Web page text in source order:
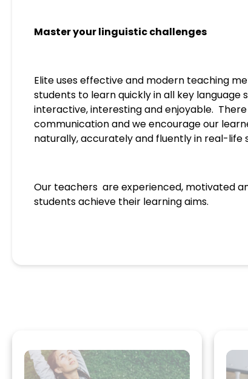
Master your linguistic challenges
Elite uses effective and modern teaching
students to learn quickly in all key language
interactive, interesting and enjoyable.
communication and we encourage our
naturally, accurately and fluently in real-life
Our teachers are experienced, motivated
students achieve their learning aims.